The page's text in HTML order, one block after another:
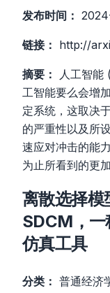
发布时间：
链接： http://
摘要：
人工智能
工智能要么会增
定系统，这取决
的严重性以及所
速应对冲击的能
为止所看到的更加
离散选择模
SDCM，一
仿真工具
分类： 普通经济